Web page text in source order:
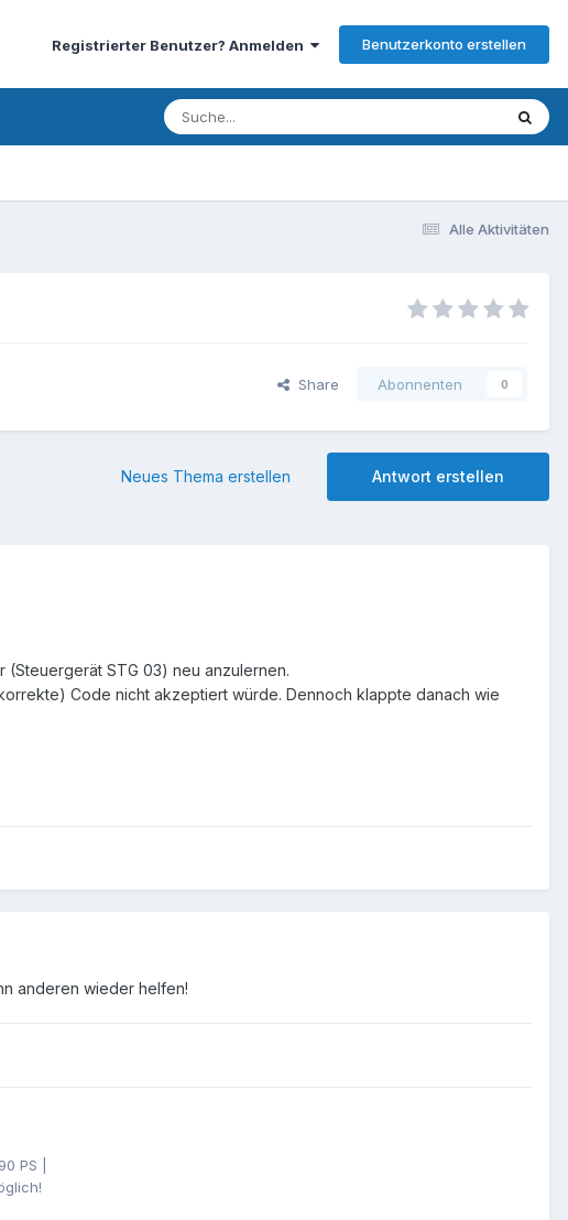
Registrierter Benutzer? Anmelden Benutzerkonto erstellen
Alle Aktivitäten
Share Abonnenten 0
Antwort erstellen
Neues Thema erstellen
STG 03) neu anzulernen.
Code nicht akzeptiert würde. Dennoch klappte danach wie
anderen wieder helfen!
PS |